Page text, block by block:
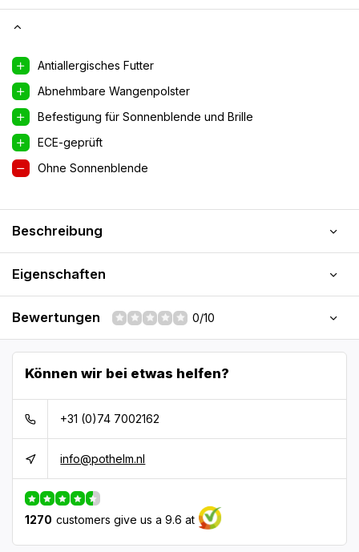
Antiallergisches Futter
Abnehmbare Wangenpolster
Befestigung für Sonnenblende und Brille
ECE-geprüft
Ohne Sonnenblende
Beschreibung
Eigenschaften
Bewertungen 0/10
Können wir bei etwas helfen?
+31 (0)74 7002162
info@pothelm.nl
1270 customers give us a 9.6 at